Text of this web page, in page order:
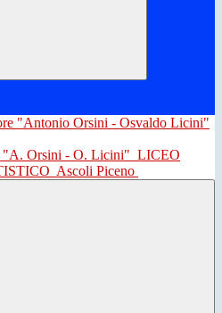
"A. Orsini - O. Licini" LICEO
Ascoli Piceno